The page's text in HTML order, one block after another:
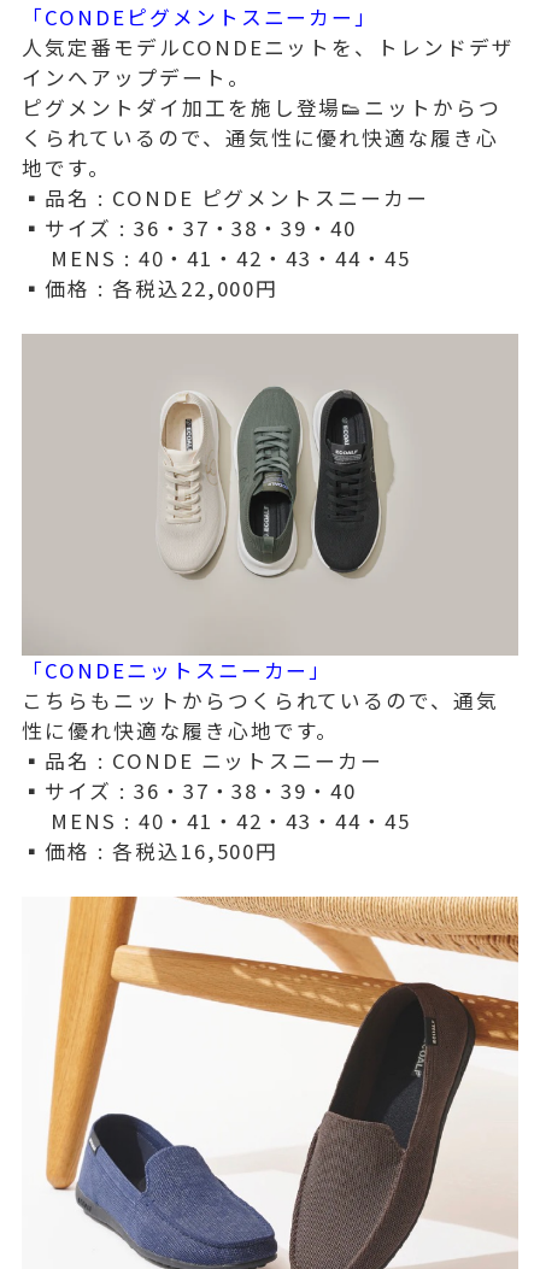
「CONDEピグメントスニーカー」
人気定番モデルCONDEニットを、トレンドデザ
インへアップデート。
ピグメントダイ加工を施し登場👟ニットからつ
くられているので、通気性に優れ快適な履き心
地です。
▪️品名 : CONDE ピグメントスニーカー
▪️サイズ : 36・37・38・39・40
MENS : 40・41・42・43・44・45
▪️価格 : 各税込22,000円
「CONDEニットスニーカー」
こちらもニットからつくられているので、通気
性に優れ快適な履き心地です。
▪️品名 : CONDE ニットスニーカー
▪️サイズ : 36・37・38・39・40
MENS : 40・41・42・43・44・45
▪️価格 : 各税込16,500円